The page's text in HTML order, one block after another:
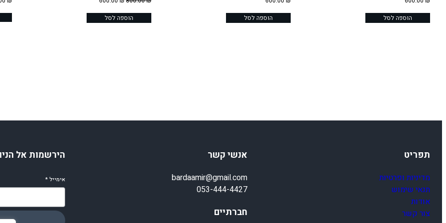
הוספה לסל
הוספה לסל
היה:
הוספה לסל
תפריט
מדיניות ופרטיות
תנאי שימוש
אודות
צור קשר
אנשי קשר
bardaamir@gmail.com
053-444-4427
חברתיים
הירשמות אל
אימייל*